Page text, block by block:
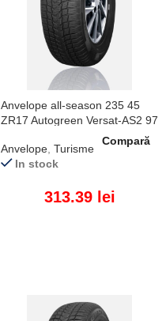
Anvelope all-season 235 45
ZR17 Autogreen Versat-AS2 97
Anvelope Turisme
In stock
313.39 lei
Compară